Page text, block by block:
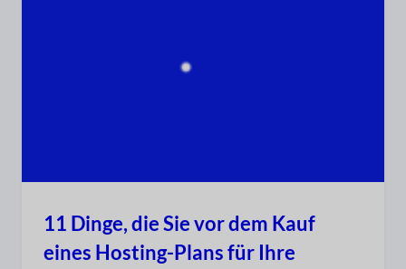
11 Dinge, die Sie vor dem Kauf
eines Hosting-Plans für Ihre